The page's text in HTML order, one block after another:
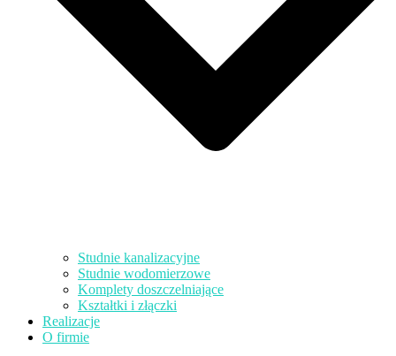
Studnie kanalizacyjne
Studnie wodomierzowe
Komplety doszczelniające
Kształtki i złączki
Realizacje
O firmie